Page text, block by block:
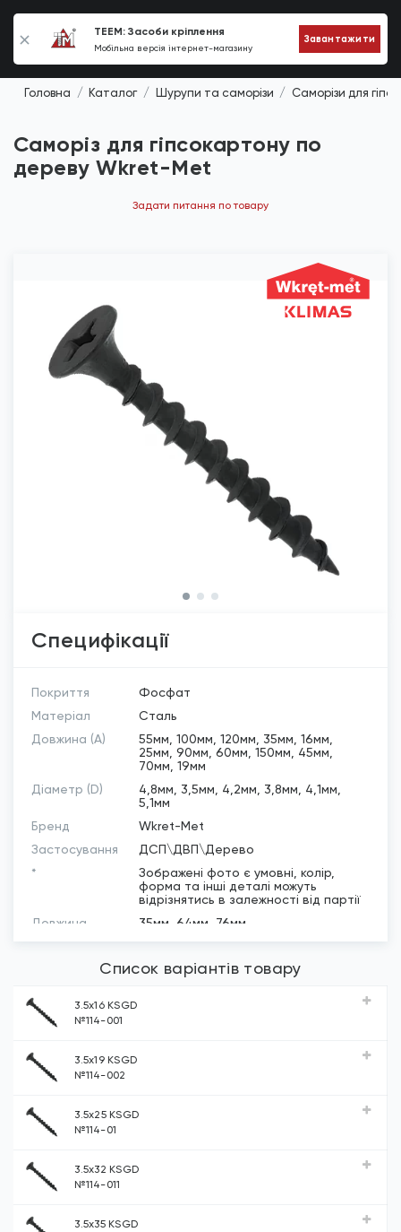
TEEM: Засоби кріплення
Мобільна версія інтернет-магазину
Завантажити
0
Головна Каталог Шурупи та саморізи Саморізи для
Саморіз для гіпсокартону по
дереву Wkret-Met
Задати питання по товару
Специфікації
Покриття
Фосфат
Матеріал
Сталь
Довжина (A)
55мм, 100мм, 120мм, 35мм, 16мм,
25мм, 90мм, 60мм, 150мм, 45мм,
70мм, 19мм
Діаметр (D)
4,8мм, 3,5мм, 4,2мм, 3,8мм, 4,1мм,
5,1мм
Бренд
Wkret-Met
Застосування
ДСП\ДВП\Дерево
*
Зображені фото є умовні, колір,
форма та інші деталі можуть
відрізнятись в залежності від партії
Довжина
35мм, 64мм, 76мм
Список варіантів товару
3.5х16 KSGD
№114-001
3.5х19 KSGD
№114-002
3.5х25 KSGD
№114-01
3.5х32 KSGD
№114-011
3.5х35 KSGD